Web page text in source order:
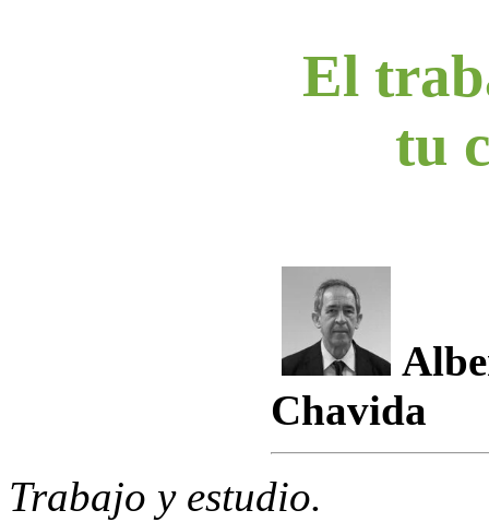
El
tu
Chavida
Trabajo y estudio.